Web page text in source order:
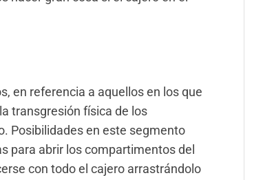
en referencia a aquellos en los que
transgresión física de los
Posibilidades en este segmento
para abrir los compartimentos del
con todo el cajero arrastrándolo